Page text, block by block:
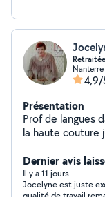
Retraitée
4,9/
Présentation
Prof de langues
la haute couture
devoirs, du
Dernier avis
Il y a 11 jours
Jocelyne est juste